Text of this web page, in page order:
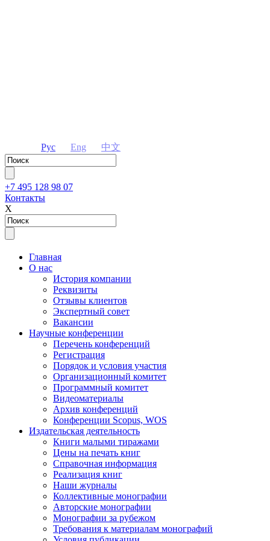
Рус Eng 中文
+7 495 128 98 07
Контакты
Х
Главная
О нас
История компании
Реквизиты
Отзывы клиентов
Экспертный совет
Вакансии
Научные конференции
Перечень конференций
Регистрация
Порядок и условия участия
Организационный комитет
Программный комитет
Видеоматериалы
Архив конференций
Конференции Scopus, WOS
Издательская деятельность
Книги малыми тиражами
Цены на печать книг
Справочная информация
Реализация книг
Наши журналы
Коллективные монографии
Авторские монографии
Монографии за рубежом
Требования к материалам монографий